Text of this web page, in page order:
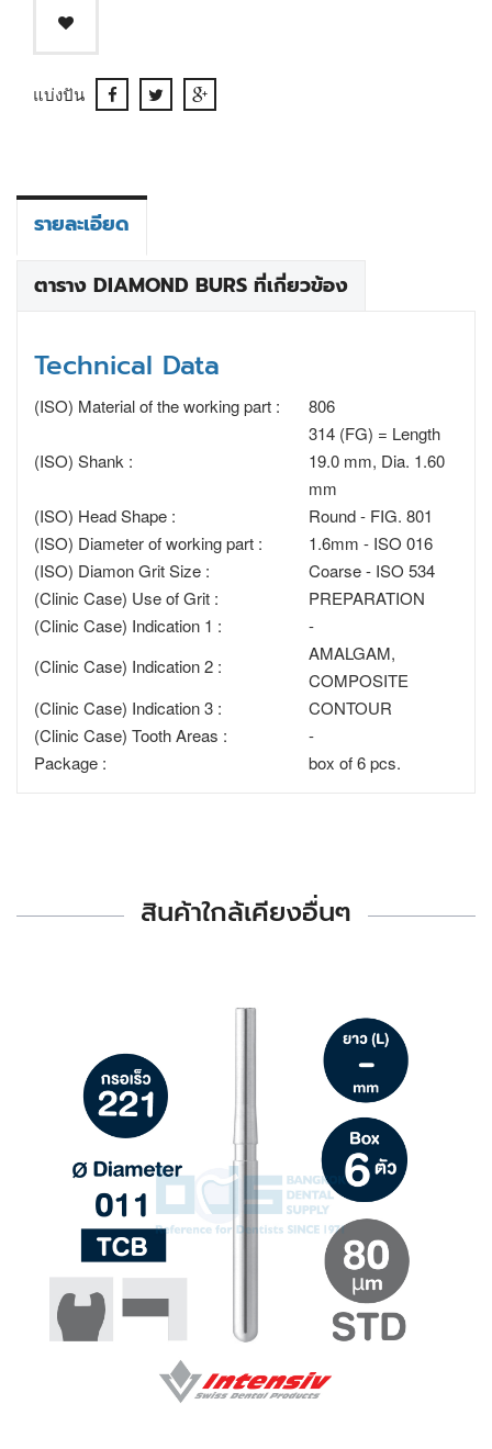
แบ่งปัน
รายละเอียด
ตาราง DIAMOND BURS ที่เกี่ยวข้อง
Technical Data
(ISO) Material of the working part : 806
(ISO) Shank :
314 (FG) = Length
19.0 mm, Dia. 1.60
mm
(ISO) Head Shape :
Round - FIG. 801
(ISO) Diameter of working part :
1.6mm - ISO 016
(ISO) Diamon Grit Size :
Coarse - ISO 534
(Clinic Case) Use of Grit :
PREPARATION
(Clinic Case) Indication 1 :
-
(Clinic Case) Indication 2 :
AMALGAM,
COMPOSITE
(Clinic Case) Indication 3 :
CONTOUR
(Clinic Case) Tooth Areas :
-
Package :
box of 6 pcs.
สินค้าใกล้เคียงอื่นๆ